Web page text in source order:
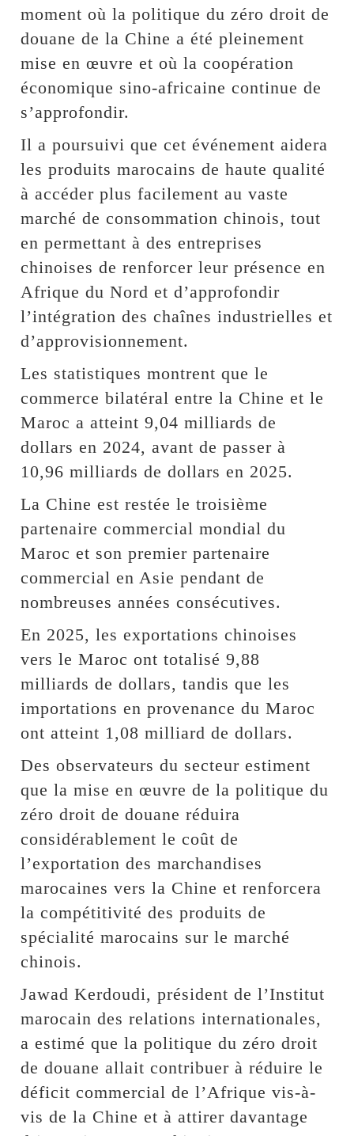
moment où la politique du zéro droit de
douane de la Chine a été pleinement
mise en œuvre et où la coopération
économique sino-africaine continue de
s’approfondir.
Il a poursuivi que cet événement aidera
les produits marocains de haute qualité
à accéder plus facilement au vaste
marché de consommation chinois, tout
en permettant à des entreprises
chinoises de renforcer leur présence en
Afrique du Nord et d’approfondir
l’intégration des chaînes industrielles et
d’approvisionnement.
Les statistiques montrent que le
commerce bilatéral entre la Chine et le
Maroc a atteint 9,04 milliards de
dollars en 2024, avant de passer à
10,96 milliards de dollars en 2025.
La Chine est restée le troisième
partenaire commercial mondial du
Maroc et son premier partenaire
commercial en Asie pendant de
nombreuses années consécutives.
En 2025, les exportations chinoises
vers le Maroc ont totalisé 9,88
milliards de dollars, tandis que les
importations en provenance du Maroc
ont atteint 1,08 milliard de dollars.
Des observateurs du secteur estiment
que la mise en œuvre de la politique du
zéro droit de douane réduira
considérablement le coût de
l’exportation des marchandises
marocaines vers la Chine et renforcera
la compétitivité des produits de
spécialité marocains sur le marché
chinois.
Jawad Kerdoudi, président de l’Institut
marocain des relations internationales,
a estimé que la politique du zéro droit
de douane allait contribuer à réduire le
déficit commercial de l’Afrique vis-à-
vis de la Chine et à attirer davantage